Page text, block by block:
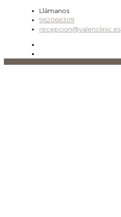
Llámanos
962066309
recepcion@valenclinic.es